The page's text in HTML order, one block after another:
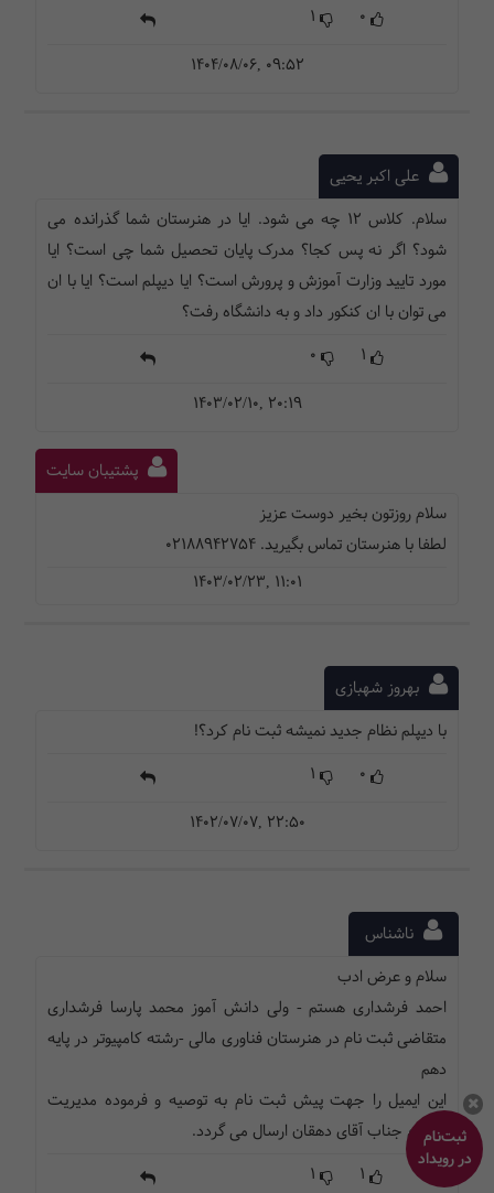
ثبت‌نام
در رویداد
1404/08/06, 09:52
علی اکبر یحیی
سلام. کلاس 12 چه می شود. ایا در هنرستان شما گذرانده می
شود؟ اگر نه پس کجا؟ مدرک پایان تحصیل شما چی است؟ ایا
مورد تایید وزارت آموزش و پرورش است؟ ایا دیپلم است؟ ایا با ان
می توان با ان کنکور داد و به دانشگاه رفت؟
1403/02/10, 20:19
پشتیبان سایت
سلام روزتون بخیر دوست عزیز
لطفا با هنرستان تماس بگیرید. 02188942754
1403/02/23, 11:01
بهروز شهبازی
با دیپلم نظام جدید نمیشه ثبت نام کرد؟!
1402/07/07, 22:50
ناشناس
سلام و عرض ادب
احمد فرشداری هستم - ولی دانش آموز محمد پارسا فرشداری
متقاضی ثبت نام در هنرستان فناوری مالی -رشته کامپیوتر در پایه
دهم
این ایمیل را جهت پیش ثبت نام به توصیه و فرموده مدیریت
محترم جناب آقای دهقان ارسال می گردد.
1
1